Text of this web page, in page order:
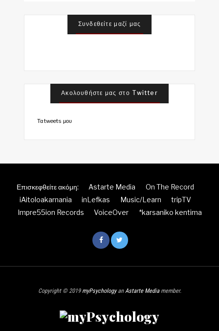
Συνδεθείτε μαζί μας
Ακολουθήστε μας στο Twitter
Τα tweets μου
Επισκεφθείτε ακόμη: Astarte Media
On The Record
iAitoloakarnania
inLefkas Music/Learn
tripTV
Impre55ion Records
VoiceOver *karsaniko kentima
Copyright © 2019 myPsychologyanAstarte Mediamember.